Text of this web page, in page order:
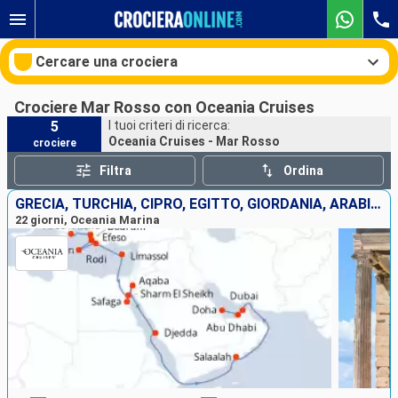
Cercare una crociera
Le nostre destinazioni
Mesi di partenza
Porti Compagnie
Ricerca
Crociere Mar Rosso con Oceania Cruises
5
crociere
I tuoi criteri di ricerca:
Oceania Cruises - Mar Rosso
Filtra Ordina
GRECIA, TURCHIA, CIPRO, EGITTO, GIORDANIA, ARABIA SAUDITA, OMAN, EMIRATI ARABI UNITI, QATAR
22 giorni, Oceania Marina